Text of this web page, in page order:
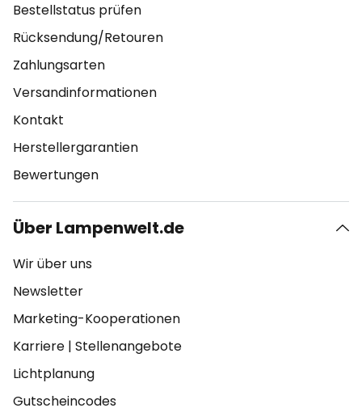
Bestellstatus prüfen
Rücksendung/Retouren
Zahlungsarten
Versandinformationen
Kontakt
Herstellergarantien
Bewertungen
Über Lampenwelt.de
Wir über uns
Newsletter
Marketing-Kooperationen
Karriere | Stellenangebote
Lichtplanung
Gutscheincodes